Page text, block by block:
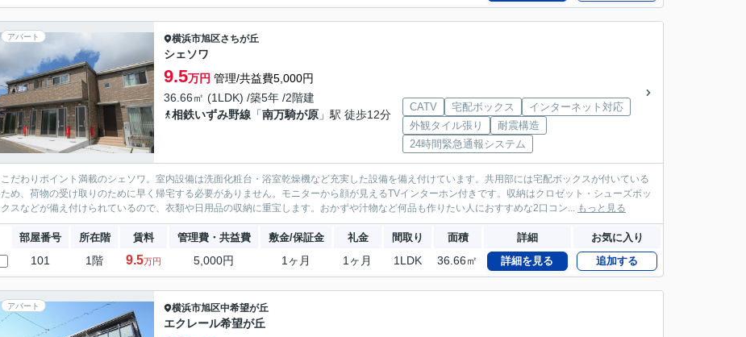
アパート 横浜市旭区さちが丘
シェソワ
9.5万円 管理/共益費5,000円
36.66㎡ (1LDK) /築5年 /2階建
相鉄いずみ野線 「南万騎が原 」駅 徒歩12分
CATV 宅配ボックス
インターネット対応
外観タイル張り
耐震構造
24時間緊急通報システム
こだわりポイント満載のシェソワ。室内設備は洗面化粧台・浴室乾燥機など充実した設備を備え付けています。共用部には宅配ボックスが付いている
ため、荷物の受け取りのために早く帰宅する必要がありません。モニターから顔が見えるTVインターホン付きです。収納はクロゼット・シューズボッ
クスなどが備え付けられているので、衣類や日用品の収納に重宝します。おかずや汁物など何品も作りたい人におすすめな2口コン... もっと見る
部屋番号 所在階 賃料 管理費・共益費 敷金/保証金 礼金 間取り 面積 詳細 お気に入り
101 1階 9.5万円 5,000円 1ヶ月 1ヶ月 1LDK 36.66㎡ 詳細を見る 追加する
アパート 横浜市旭区中希望が丘
エクレール希望が丘